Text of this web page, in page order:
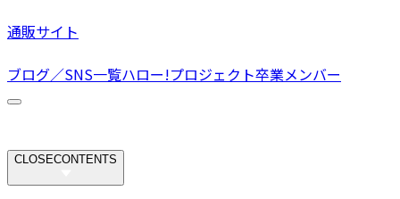
通販サイト
ブログ／SNS一覧ハロー!プロジェクト卒業メンバー
CLOSECONTENTS